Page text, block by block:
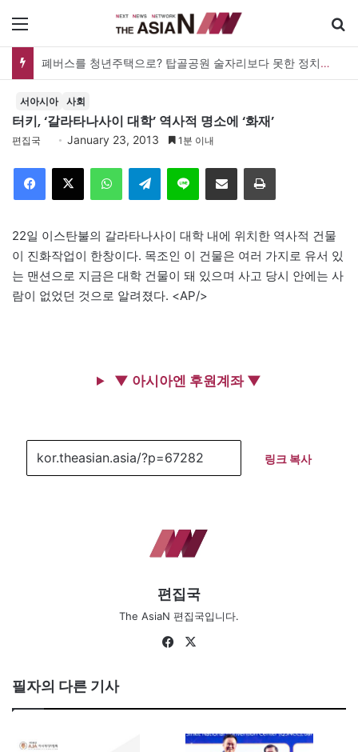
폐버스를 청년주택으로? 탑골공원 술자리보다 못한 정치의 상상력
서아시아 사회
터키, ‘갈라타나사이 대학’ 역사적 명소에 ‘화재’
편집국 January 23, 2013 1분 이내
Telegram 이메일
22일 이스탄불의 갈라타나사이 대학 내에 위치한 역사적 건물
이 진화작업이 한창이다. 목조인 이 건물은 여러 가지로 유서 있
는 맨션으로 지금은 대학 건물이 돼 있으며 사고 당시 안에는 사
람이 없었던 것으로 알려졌다. <AP/>
▼ 아시아엔 후원계좌 ▼
링크 복사
편집국
The AsiaN 편집국입니다.
Fa
필자의 다른 기사